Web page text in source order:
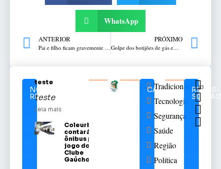
WhatsApp
ANTERIOR
Pai e filho ficam gravemente feridos em acidente na BR 285
PRÓXIMO
Golpe dos botijões de gás em Passo Fundo
NOTÍCIAS
RELACIONADAS
teste
teste
Leia mais
Coleurb
contará com
ônibus para
jogo do Sport
Clube
Gaúcho
CATEGORIAS
Tradicionalismo
Tecnologia
Segurança
Saúde
Região
Política
REDES